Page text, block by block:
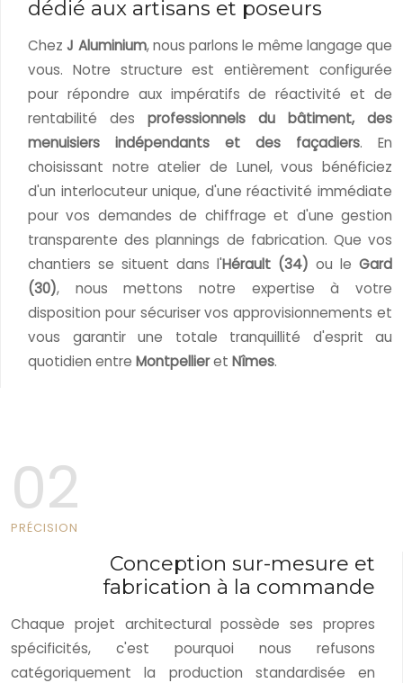
dédié aux artisans et poseurs
ChezJ Aluminium, nous parlons le même langage que
vous. Notre structure est entièrement configurée
pour répondre aux impératifs de réactivité et de
rentabilité des professionnels du bâtiment, des
menuisiers indépendants et des façadiers. En
choisissant notre atelier de Lunel, vous bénéficiez
d'un interlocuteur unique, d'une réactivité immédiate
pour vos demandes de chiffrage et d'une gestion
transparente des plannings de fabrication. Que vos
chantiers se situent dans l'Hérault (34) ou le Gard
(30), nous mettons notre expertise à votre
disposition pour sécuriser vos approvisionnements et
vous garantir une totale tranquillité d'esprit au
quotidien entre Montpellieret Nîmes.
Conception sur-mesure et
fabrication à la commande
Chaque projet architectural possède ses propres
spécificités, c'est pourquoi nous refusons
catégoriquement la production standardisée en
02
PRÉCISION